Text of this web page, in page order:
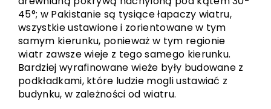
45°; w Pakistanie są tysiące łapaczy wiatru,
wszystkie ustawione i zorientowane w tym
samym kierunku, ponieważ w tym regionie
wiatr zawsze wieje z tego samego kierunku.
Bardziej wyrafinowane wieże były budowane z
podkładkami, które ludzie mogli ustawiać z
budynku, w zależności od wiatru.